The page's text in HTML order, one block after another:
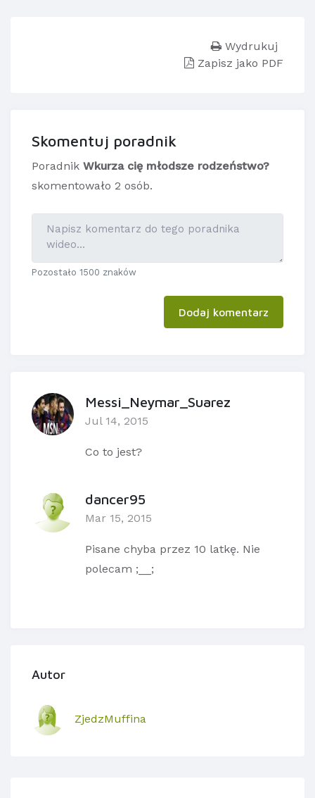
Wydrukuj
Zapisz jako PDF
Skomentuj poradnik
Poradnik Wkurza cię młodsze rodzeństwo?
skomentowało 2 osób.
Pozostało 1500 znaków
Dodaj komentarz
Messi_Neymar_Suarez
Jul 14, 2015
Co to jest?
dancer95
Mar 15, 2015
Pisane chyba przez 10 latkę. Nie
polecam ;__;
Autor
ZjedzMuffina